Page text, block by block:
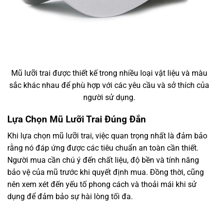
Mũ lưỡi trai được thiết kế trong nhiều loại vật liệu và màu
sắc khác nhau để phù hợp với các yêu cầu và sở thích của
người sử dụng.
Lựa Chọn Mũ Lưỡi Trai Đúng Đắn
Khi lựa chọn mũ lưỡi trai, việc quan trọng nhất là đảm bảo
rằng nó đáp ứng được các tiêu chuẩn an toàn cần thiết.
Người mua cần chú ý đến chất liệu, độ bền và tính năng
bảo vệ của mũ trước khi quyết định mua. Đồng thời, cũng
nên xem xét đến yếu tố phong cách và thoải mái khi sử
dụng để đảm bảo sự hài lòng tối đa.